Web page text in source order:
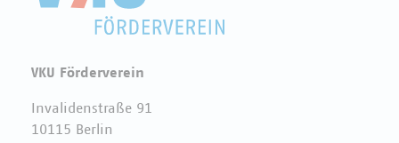
VKU Förderverein
Invalidenstraße 91
10115 Berlin